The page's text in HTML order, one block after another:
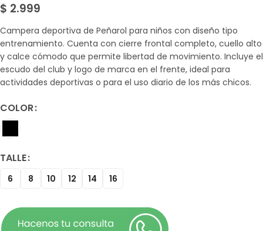
$ 2.999
Campera deportiva de Peñarol para niños con diseño tipo
entrenamiento. Cuenta con cierre frontal completo, cuello alto
y calce cómodo que permite libertad de movimiento. Incluye el
escudo del club y logo de marca en el frente, ideal para
actividades deportivas o para el uso diario de los más chicos.
COLOR
TALLE
6 8 10 12 14 16